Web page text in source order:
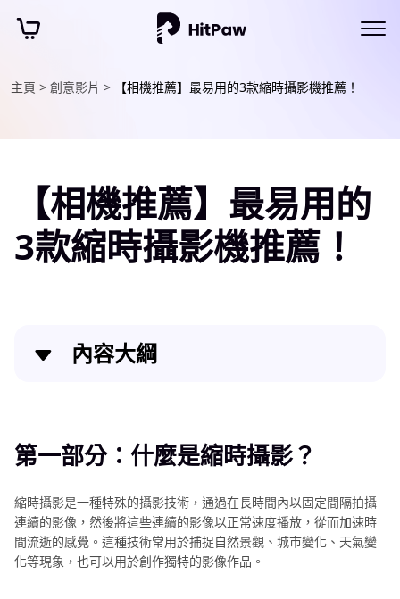
主頁 > 創意影片 > 【相機推薦】最易用的3款縮時攝影機推薦！
【相機推薦】最易用的
3款縮時攝影機推薦！
內容大綱
第二部分：3款超好用的縮時攝影機推薦！
第四部分：關於縮時攝影的常見問答
第五部分：縮時攝影機推薦結語
第一部分：什麼是縮時攝影？
縮時攝影是一種特殊的攝影技術，通過在長時間內以固定間隔拍攝
連續的影像，然後將這些連續的影像以正常速度播放，從而加速時
間流逝的感覺。這種技術常用於捕捉自然景觀、城市變化、天氣變
化等現象，也可以用於創作獨特的影像作品。